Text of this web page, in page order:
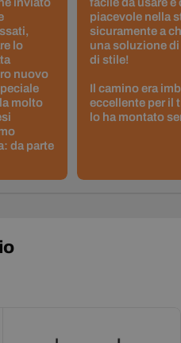
lo
nuovo
molto
da parte
piacevole nella
sicuramente a
una soluzione
di stile!
Il camino era
eccellente per il
lo ha montato